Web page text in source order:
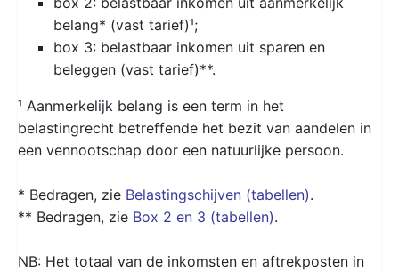
belang* (vast tarief)¹;
box 3: belastbaar inkomen uit sparen en
beleggen (vast tarief)**.
¹ Aanmerkelijk belang is een term in het
belastingrecht betreffende het bezit van aandelen in
een vennootschap door een natuurlijke persoon.
* Bedragen, zie Belastingschijven (tabellen).
** Bedragen, zie Box 2 en 3 (tabellen).
NB: Het totaal van de inkomsten en aftrekposten in